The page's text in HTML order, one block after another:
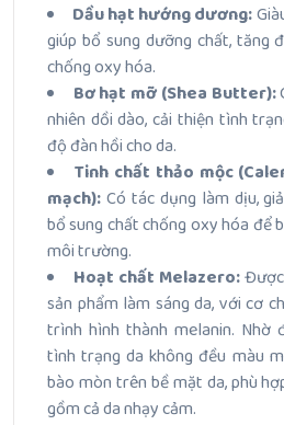
Dầu hạt hướng dương:
giúp bổ sung dưỡng chất, tăng
chống oxy hóa.
Bơ hạt mỡ (Shea Butter):
nhiên dồi dào, cải thiện tình
độ đàn hồi cho da.
Tinh chất thảo mộc
mạch): Có tác dụng làm dịu,
bổ sung chất chống oxy hóa để
môi trường.
Hoạt chất Melazero:
sản phẩm làm sáng da, với cơ
trình hình thành melanin. Nhờ
tình trạng da không đều màu
bào mòn trên bề mặt da, phù
gồm cả da nhạy cảm.